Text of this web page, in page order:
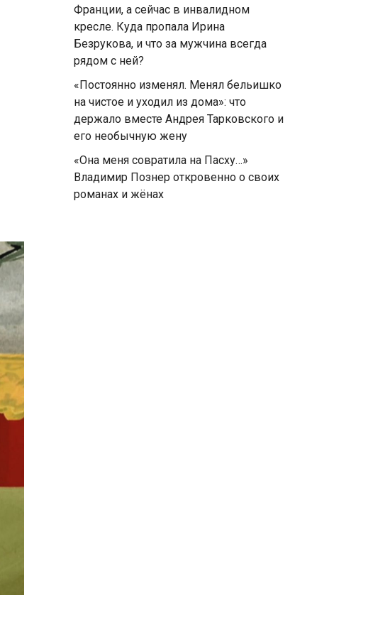
Франции, а сейчас в инвалидном
кресле. Куда пропала Ирина
Безрукова, и что за мужчина всегда
рядом с ней?
«Постоянно изменял. Менял бельишко
на чистое и уходил из дома»: что
держало вместе Андрея Тарковского и
его необычную жену
«Она меня совратила на Пасху…»
Владимир Познер откровенно о своих
романах и жёнах